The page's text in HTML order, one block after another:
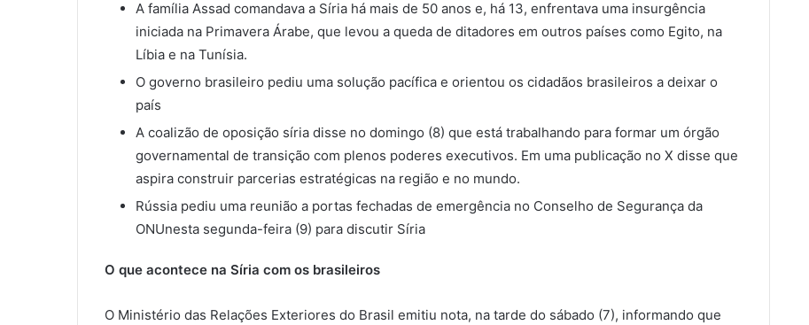
A família Assad comandava a Síria há mais de 50 anos e, há 13, enfrentava uma insurgência
iniciada na Primavera Árabe, que levou a queda de ditadores em outros países como Egito, na
Líbia e na Tunísia.
O governo brasileiro pediu uma solução pacífica e orientou os cidadãos brasileiros a deixar o
país
A coalizão de oposição síria disse no domingo (8) que está trabalhando para formar um órgão
governamental de transição com plenos poderes executivos. Em uma publicação no X disse que
aspira construir parcerias estratégicas na região e no mundo.
Rússia pediu uma reunião a portas fechadas de emergência no Conselho de Segurança da
ONUnesta segunda-feira (9) para discutir Síria
O que acontece na Síria com os brasileiros
O Ministério das Relações Exteriores do Brasil emitiu nota, na tarde do sábado (7), informando que